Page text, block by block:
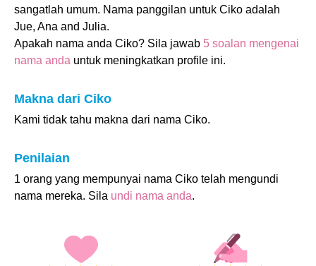
sangatlah umum. Nama panggilan untuk Ciko adalah
Jue, Ana and Julia.
Apakah nama anda Ciko? Sila jawab 5 soalan mengenai
nama anda untuk meningkatkan profile ini.
Makna dari Ciko
Kami tidak tahu makna dari nama Ciko.
Penilaian
1 orang yang mempunyai nama Ciko telah mengundi
nama mereka. Sila undi nama anda.